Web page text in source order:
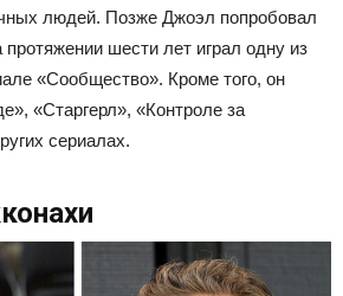
людей. Позже Джоэл попробовал
протяжении шести лет играл одну из
«Сообщество». Кроме того, он
«Старгерл», «Контроле за
сериалах.